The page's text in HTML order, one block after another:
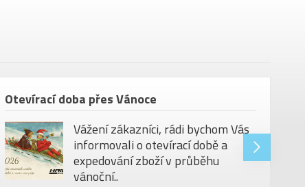
Otevírací doba přes Vánoce
Vážení zákazníci, rádi bychom Vás
informovali o otevírací době a
expedování zboží v průběhu
vánoční..